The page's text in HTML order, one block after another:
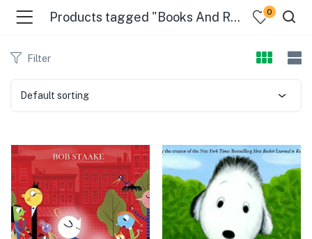
Products tagged "Books And Reading - Fiction" 0
Filter
Default sorting